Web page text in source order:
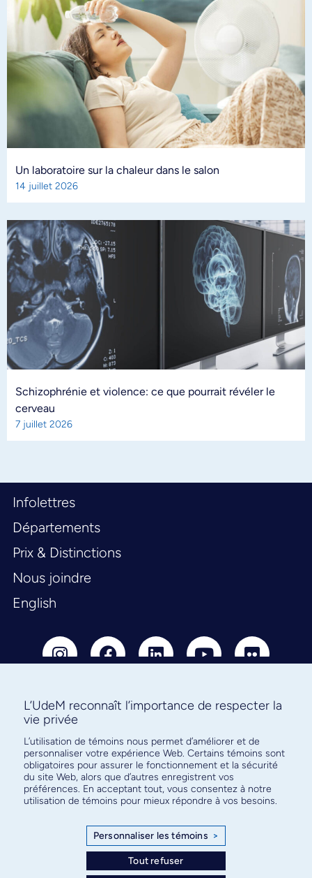
Un laboratoire sur la chaleur dans le salon
14 juillet 2026
Schizophrénie et violence: ce que pourrait révéler le
cerveau
7 juillet 2026
Infolettres
Départements
Prix & Distinctions
Nous joindre
English
Abonnez-vous à notre infolettre
pour connaître l’actualité facultaire
L’UdeM reconnaît l’importance de respecter la
vie privée
L’utilisation de témoins nous permet d’améliorer et de
personnaliser votre expérience Web. Certains témoins sont
obligatoires pour assurer le fonctionnement et la sécurité
du site Web, alors que d’autres enregistrent vos
préférences. En acceptant tout, vous consentez à notre
utilisation de témoins pour mieux répondre à vos besoins.
Personnaliser les témoins >
Tout refuser